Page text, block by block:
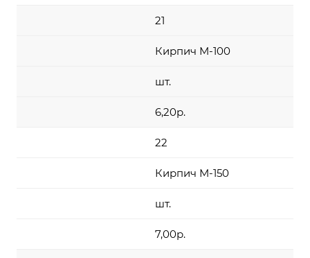
21
Кирпич М-100
шт.
6,20р.
22
Кирпич М-150
шт.
7,00р.